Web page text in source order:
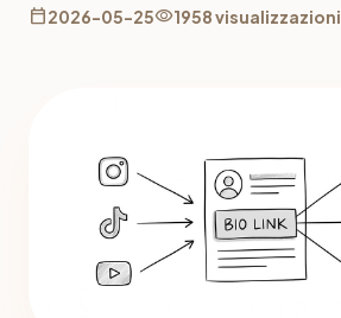
calendar_today2026-05-25visibility1958 visualizzazioni